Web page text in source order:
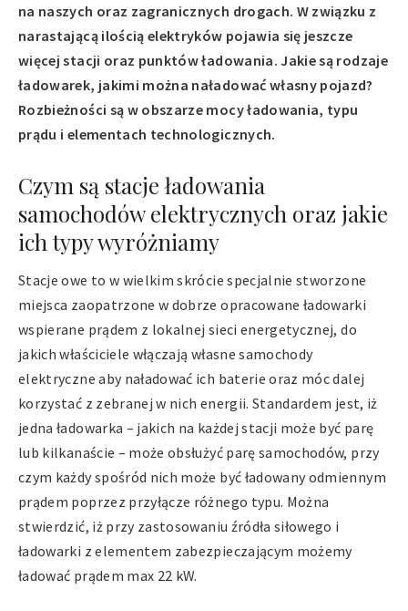
na naszych oraz zagranicznych drogach. W związku z
narastającą ilością elektryków pojawia się jeszcze
więcej stacji oraz punktów ładowania. Jakie są rodzaje
ładowarek, jakimi można naładować własny pojazd?
Rozbieżności są w obszarze mocy ładowania, typu
prądu i elementach technologicznych.
Czym są stacje ładowania
samochodów elektrycznych oraz jakie
ich typy wyróżniamy
Stacje owe to w wielkim skrócie specjalnie stworzone
miejsca zaopatrzone w dobrze opracowane ładowarki
wspierane prądem z lokalnej sieci energetycznej, do
jakich właściciele włączają własne samochody
elektryczne aby naładować ich baterie oraz móc dalej
korzystać z zebranej w nich energii. Standardem jest, iż
jedna ładowarka – jakich na każdej stacji może być parę
lub kilkanaście – może obsłużyć parę samochodów, przy
czym każdy spośród nich może być ładowany odmiennym
prądem poprzez przyłącze różnego typu. Można
stwierdzić, iż przy zastosowaniu źródła siłowego i
ładowarki z elementem zabezpieczającym możemy
ładować prądem max 22 kW.